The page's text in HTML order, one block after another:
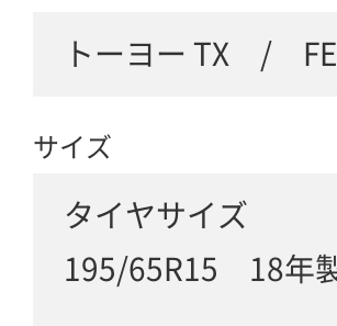
トーヨー TX /
サイズ
タイヤサイズ
195/65R15 18年